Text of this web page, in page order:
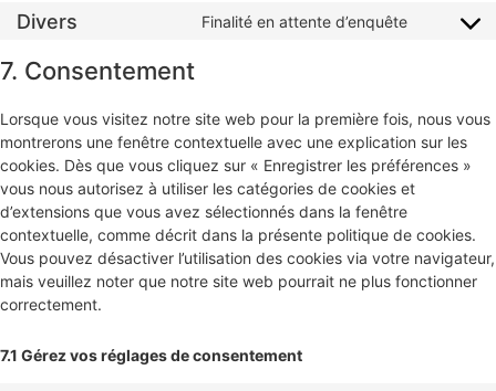
Divers Finalité en attente d’enquête
7. Consentement
Lorsque vous visitez notre site web pour la première fois, nous vous
montrerons une fenêtre contextuelle avec une explication sur les
cookies. Dès que vous cliquez sur « Enregistrer les préférences »
vous nous autorisez à utiliser les catégories de cookies et
d’extensions que vous avez sélectionnés dans la fenêtre
contextuelle, comme décrit dans la présente politique de cookies.
Vous pouvez désactiver l’utilisation des cookies via votre navigateur,
mais veuillez noter que notre site web pourrait ne plus fonctionner
correctement.
7.1 Gérez vos réglages de consentement